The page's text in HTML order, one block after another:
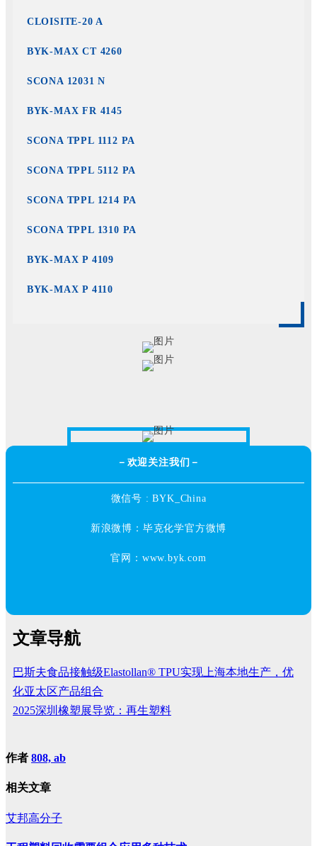
CLOISITE-20 A
BYK-MAX CT 4260
SCONA 12031 N
BYK-MAX FR 4145
SCONA TPPL 1112 PA
SCONA TPPL 5112 PA
SCONA TPPL 1214 PA
SCONA TPPL 1310 PA
BYK-MAX P 4109
BYK-MAX P 4110
－欢迎关注我们－
微信号 : BYK_China
新浪微博：毕克化学官方微博
官网：www.byk.com
文章导航
巴斯夫食品接触级Elastollan® TPU实现上海本地生产，优
化亚太区产品组合
2025深圳橡塑展导览：再生塑料
作者 808, ab
相关文章
艾邦高分子